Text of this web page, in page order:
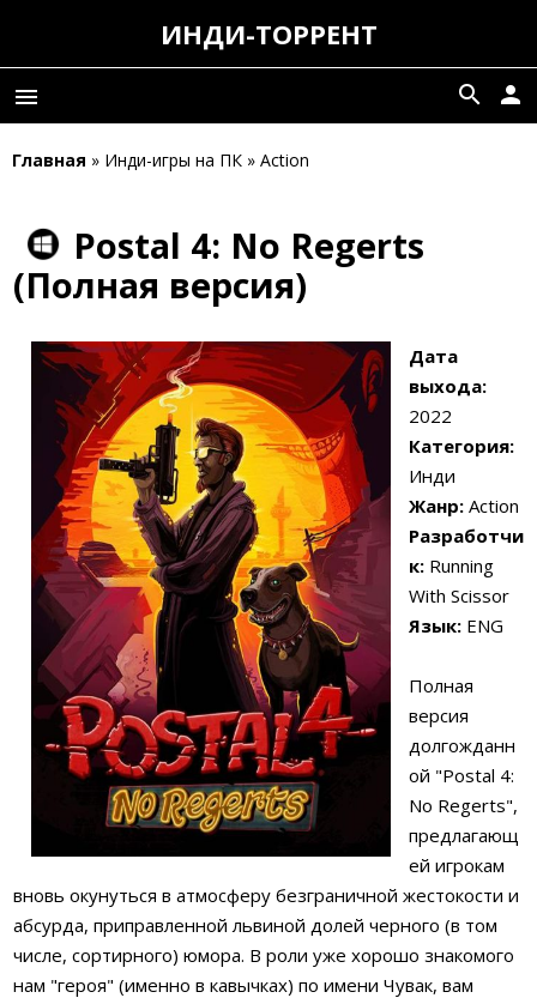
ИНДИ-ТОРРЕНТ
menu person
search
Главная » Инди-игры на ПК » Action
Postal 4: No Regerts
(Полная версия)
Дата
выхода:
2022
Категория:
Инди
Жанр: Action
Разработчи
к: Running
With Scissor
Язык: ENG
Полная
версия
долгожданн
ой "Postal 4:
No Regerts",
предлагающ
ей игрокам
вновь окунуться в атмосферу безграничной жестокости и
абсурда, приправленной львиной долей черного (в том
числе, сортирного) юмора. В роли уже хорошо знакомого
нам "героя" (именно в кавычках) по имени Чувак, вам